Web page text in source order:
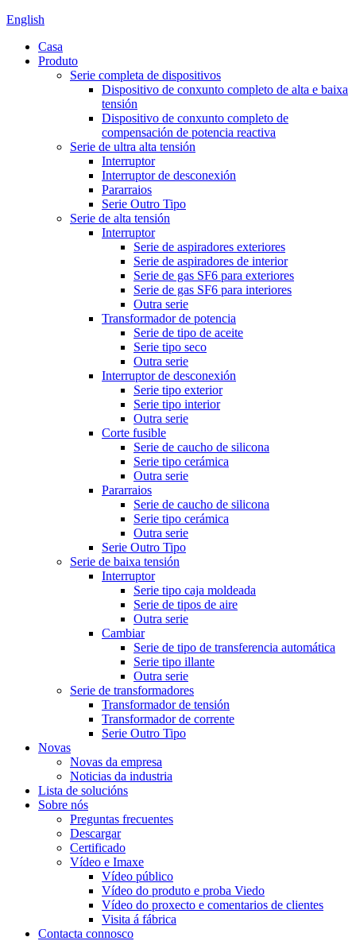
English
Casa
Produto
Serie completa de dispositivos
Dispositivo de conxunto completo de alta e baixa
tensión
Dispositivo de conxunto completo de
compensación de potencia reactiva
Serie de ultra alta tensión
Interruptor
Interruptor de desconexión
Pararraios
Serie Outro Tipo
Serie de alta tensión
Interruptor
Serie de aspiradores exteriores
Serie de aspiradores de interior
Serie de gas SF6 para exteriores
Serie de gas SF6 para interiores
Outra serie
Transformador de potencia
Serie de tipo de aceite
Serie tipo seco
Outra serie
Interruptor de desconexión
Serie tipo exterior
Serie tipo interior
Outra serie
Corte fusible
Serie de caucho de silicona
Serie tipo cerámica
Outra serie
Pararraios
Serie de caucho de silicona
Serie tipo cerámica
Outra serie
Serie Outro Tipo
Serie de baixa tensión
Interruptor
Serie tipo caja moldeada
Serie de tipos de aire
Outra serie
Cambiar
Serie de tipo de transferencia automática
Serie tipo illante
Outra serie
Serie de transformadores
Transformador de tensión
Transformador de corrente
Serie Outro Tipo
Novas
Novas da empresa
Noticias da industria
Lista de solucións
Sobre nós
Preguntas frecuentes
Descargar
Certificado
Vídeo e Imaxe
Vídeo público
Vídeo do produto e proba Viedo
Vídeo do proxecto e comentarios de clientes
Visita á fábrica
Contacta connosco